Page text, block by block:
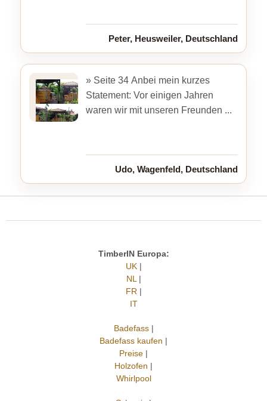
Peter, Heusweiler, Deutschland
» Seite 34 Anbei mein kurzes
Statement: Vor einigen Jahren
waren wir mit unseren Freunden ...
Udo, Wagenfeld, Deutschland
TimberIN Europa:
UK|
NL |
FR |
IT
Badefass|
Badefass kaufen |
Preise |
Holzofen |
Whirlpool